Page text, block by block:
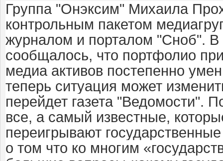
Группа "Онэксим" Михаила
контрольным пакетом
журналом и порталом "Сноб". В
сообщалось, что портфолио
медиа активов постепенно
теперь ситуация может
перейдет газета "Ведомости".
все, а самый известные,
переигрывают
о том что ко многим